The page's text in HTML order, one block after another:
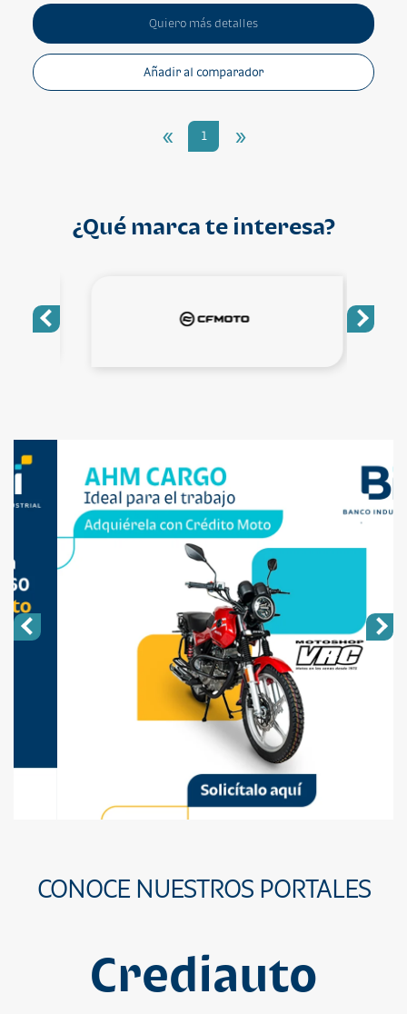
Quiero más detalles
Añadir al comparador
« 1 »
¿Qué marca te interesa?
CONOCE NUESTROS PORTALES
Crediauto